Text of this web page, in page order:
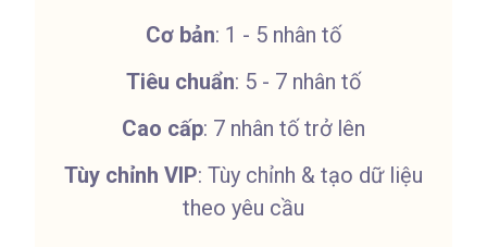
Cơ bản: 1 - 5 nhân tố
Tiêu chuẩn: 5 - 7 nhân tố
Cao cấp: 7 nhân tố trở lên
Tùy chỉnh VIP: Tùy chỉnh & tạo dữ liệu
theo yêu cầu